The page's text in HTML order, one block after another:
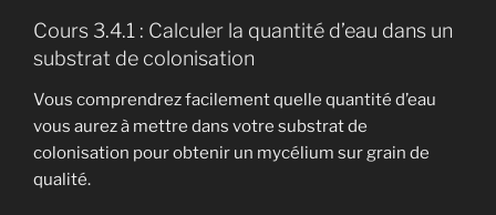
Cours 3.4.1 : Calculer la quantité d’eau dans un
substrat de colonisation
Vous comprendrez facilement quelle quantité d’eau
vous aurez à mettre dans votre substrat de
colonisation pour obtenir un mycélium sur grain de
qualité.